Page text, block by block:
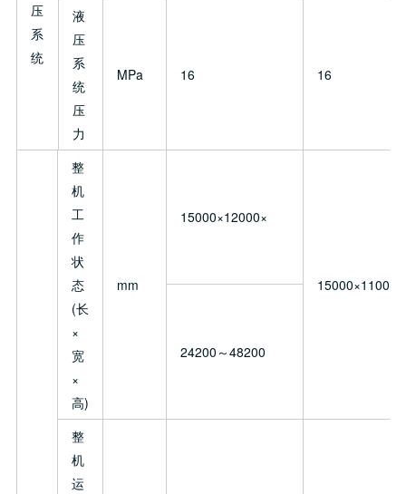
压
系
统
液
压
系
统
压
力
MPa 16 16
整
机
工
作
状
态
(长
×
宽
×
高)
mm
15000×12000×
24200～48200
整
机
运